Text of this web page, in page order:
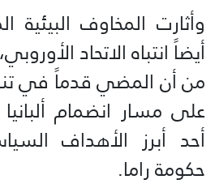
وأثارت المخاوف البيئية
أيضاً انتباه الاتحاد
من أن المضي قدماً في
على مسار انضمام
أحد أبرز الأهداف
حكومة راما.